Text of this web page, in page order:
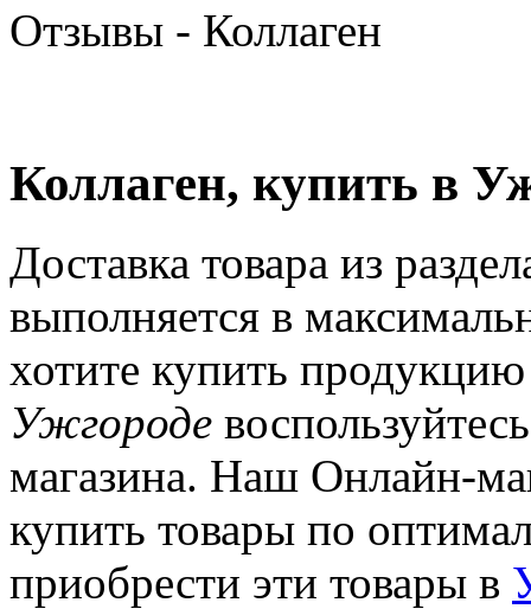
Отзывы - Коллаген
Коллаген, купить в
Доставка товара из
выполняется в
хотите купить
Ужгороде
магазина. Наш Онлайн-
купить товары по
приобрести эти товары в